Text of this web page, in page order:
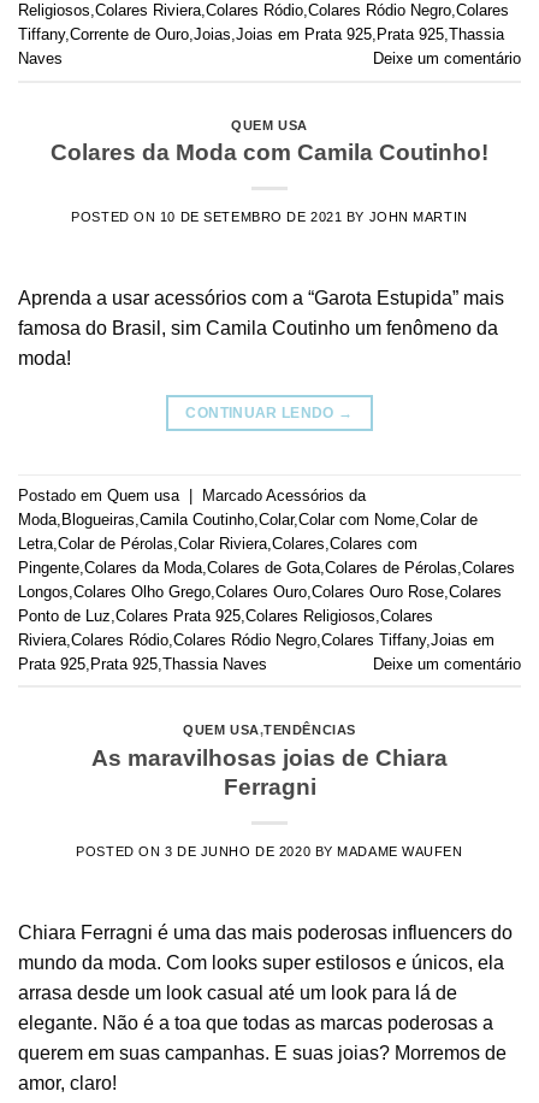
Religiosos,Colares Riviera,Colares Ródio,Colares Ródio Negro,Colares
Tiffany,Corrente de Ouro,Joias,Joias em Prata 925, Prata 925,Thassia
Naves
Deixe um comentário
QUEM USA
Colares da Moda com Camila Coutinho!
POSTED ON 10 DE SETEMBRO DE 2021 BY JOHN MARTIN
Aprenda a usar acessórios com a “Garota Estupida” mais
famosa do Brasil, sim Camila Coutinho um fenômeno da
moda!
CONTINUAR LENDO →
Postado em Quem usa | Marcado Acessórios da
Moda Blogueiras Camila Coutinho Colar,Colar com Nome Colar de
Letra Colar de Pérolas Colar Riviera Colares Colares com
Pingente Colares da Moda Colares de Gota Colares de Pérolas Colares
Longos Colares Olho Grego Colares Ouro Colares Ouro Rose Colares
Ponto de Luz Colares Prata 925 Colares Religiosos Colares
Riviera Colares Ródio Colares Ródio Negro Colares Tiffany, Joias em
Prata 925 Prata 925 Thassia Naves Deixe um comentário
QUEM USA,TENDÊNCIAS
As maravilhosas joias de Chiara
Ferragni
POSTED ON 3 DE JUNHO DE 2020 BYMADAME WAUFEN
Chiara Ferragni é uma das mais poderosas influencers do
mundo da moda. Com looks super estilosos e únicos, ela
arrasa desde um look casual até um look para lá de
elegante. Não é a toa que todas as marcas poderosas a
querem em suas campanhas. E suas joias? Morremos de
amor, claro!